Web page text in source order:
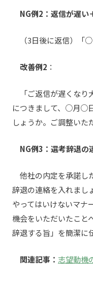
NG例2：返信が遅い
（3日後に返信）「○
改善例2 ：
「ご返信が遅くなり
につきまして、○月○
しょうか。ご調整いた
NG例3：選考辞退の
他社の内定を承諾し
辞退の連絡を入れまし
やってはいけないマナ
機会をいただいたこと
辞退する旨」を簡潔に
関連記事： 志望動機